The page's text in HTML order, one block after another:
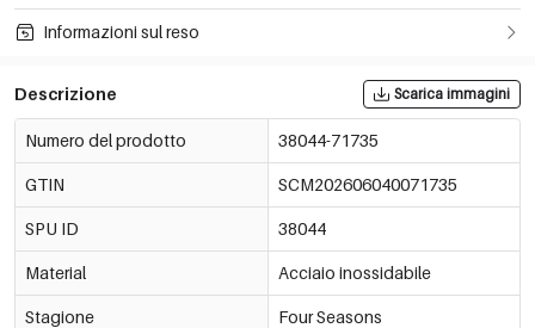
Informazioni sul reso
Descrizione Scarica immagini
Numero del prodotto 38044-71735
GTIN SCM202606040071735
SPU ID 38044
Material Acciaio inossidabile
Stagione Four Seasons